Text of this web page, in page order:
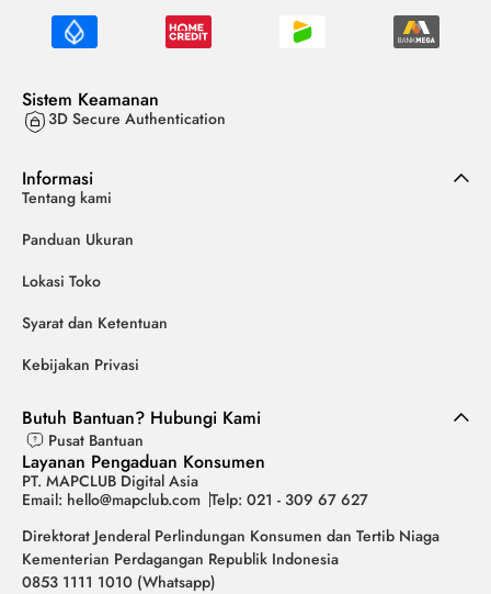
Sistem Keamanan
3D Secure Authentication
Informasi
Tentang kami
Panduan Ukuran
Lokasi Toko
Syarat dan Ketentuan
Kebijakan Privasi
Butuh Bantuan? Hubungi Kami
Pusat Bantuan
Layanan Pengaduan Konsumen
PT. MAPCLUB Digital Asia
Email: hello@mapclub.com Telp: 021 - 309 67 627
Direktorat Jenderal Perlindungan Konsumen dan Tertib Niaga
Kementerian Perdagangan Republik Indonesia
0853 1111 1010 (Whatsapp)